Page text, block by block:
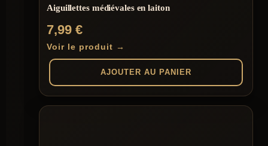
Aiguillettes médiévales en laiton
7,99 €
Voir le produit →
AJOUTER AU PANIER